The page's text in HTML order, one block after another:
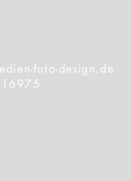
foto-design.de